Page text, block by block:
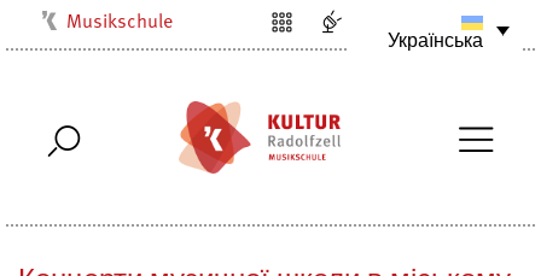
Musikschule
Stadtarchiv
Stadtbibliothek
Українська